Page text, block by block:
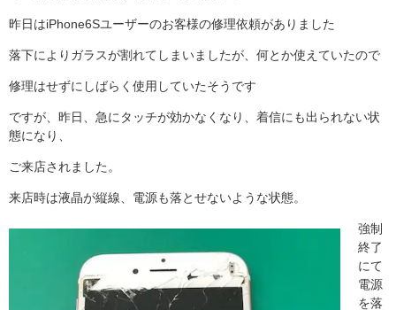
昨日はiPhone6Sユーザーのお客様の修理依頼がありました
落下によりガラスが割れてしまいましたが、何とか使えていたので
修理はせずにしばらく使用していたそうです
ですが、昨日、急にタッチが効かなくなり、着信にも出られない状
態になり、
ご来店されました。
来店時は液晶が縦線、電源も落とせないような状態。
強制
終了
にて
電源
を落